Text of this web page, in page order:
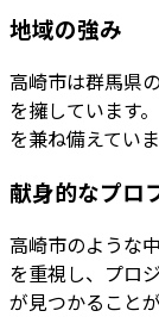
地域の強み
高崎市は群馬県
を擁しています
を兼ね備えていま
献身的なプロ
高崎市のような
を重視し、プロ
が見つかること